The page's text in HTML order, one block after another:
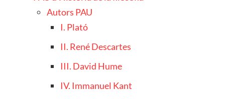
Autors PAU
I. Plató
II. René Descartes
III. David Hume
IV. Immanuel Kant